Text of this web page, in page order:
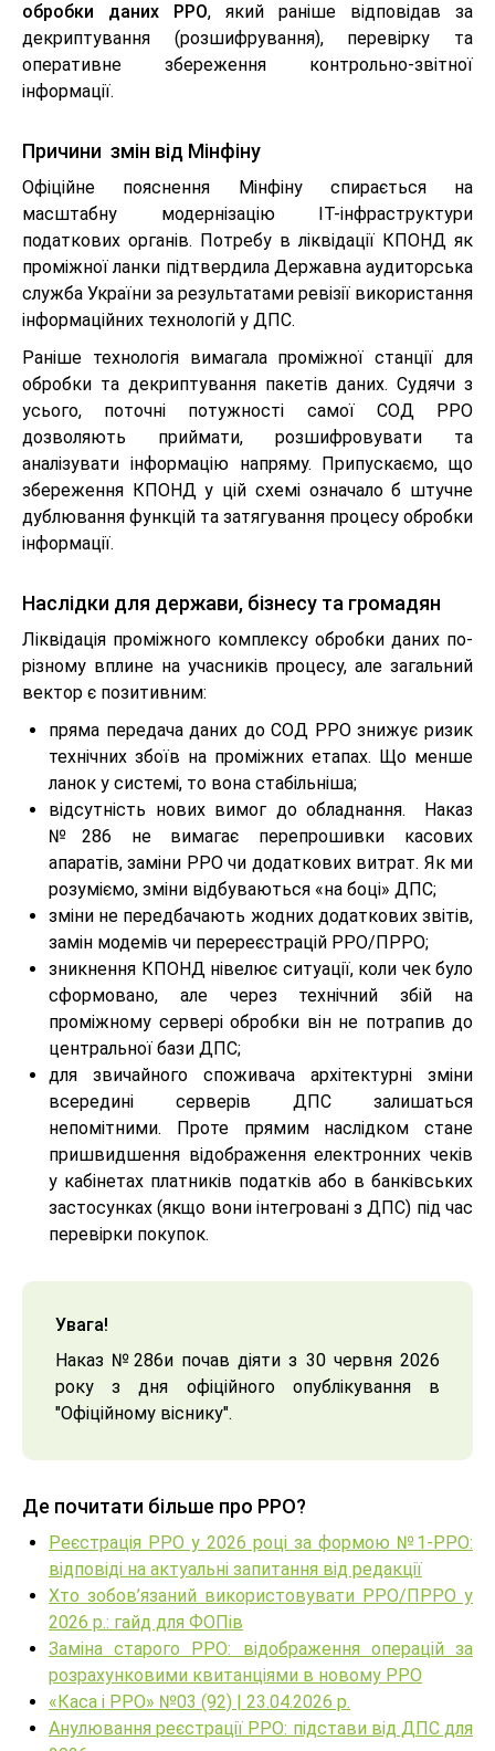
обробки даних РРО, який раніше відповідав за
декриптування (розшифрування), перевірку та
оперативне збереження контрольно-звітної
інформації.
Причини змін від Мінфіну
Офіційне пояснення Мінфіну спирається на
масштабну модернізацію ІТ-інфраструктури
податкових органів. Потребу в ліквідації КПОНД як
проміжної ланки підтвердила Державна аудиторська
служба України за результатами ревізії використання
інформаційних технологій у ДПС.
Раніше технологія вимагала проміжної станції для
обробки та декриптування пакетів даних. Судячи з
усього, поточні потужності самої СОД РРО
дозволяють приймати, розшифровувати та
аналізувати інформацію напряму. Припускаємо, що
збереження КПОНД у цій схемі означало б штучне
дублювання функцій та затягування процесу обробки
інформації.
Наслідки для держави, бізнесу та громадян
Ліквідація проміжного комплексу обробки даних по-
різному вплине на учасників процесу, але загальний
вектор є позитивним:
пряма передача даних до СОД РРО знижує ризик
технічних збоїв на проміжних етапах. Що менше
ланок у системі, то вона стабільніша;
відсутність нових вимог до обладнання. Наказ
№286 не вимагає перепрошивки касових
апаратів, заміни РРО чи додаткових витрат. Як ми
розуміємо, зміни відбуваються «на боці» ДПС;
зміни не передбачають жодних додаткових звітів,
замін модемів чи перереєстрацій РРО/ПРРО;
зникнення КПОНД нівелює ситуації, коли чек було
сформовано, але через технічний збій на
проміжному сервері обробки він не потрапив до
центральної бази ДПС;
для звичайного споживача архітектурні зміни
всередині серверів ДПС залишаться
непомітними. Проте прямим наслідком стане
пришвидшення відображення електронних чеків
у кабінетах платників податків або в банківських
застосунках (якщо вони інтегровані з ДПС) під час
перевірки покупок.
Увага!
Наказ №286и почав діяти з 30 червня 2026
року з дня офіційного опублікування в
"Офіційному віснику".
Де почитати більше про РРО?
Реєстрація РРО у 2026 році за формою №1-РРО:
відповіді на актуальні запитання від редакції
Хто зобов’язаний використовувати РРО/ПРРО у
2026 р.: гайд для ФОПів
Заміна старого РРО: відображення операцій за
розрахунковими квитанціями в новому РРО
«Каса і РРО» №03 (92) | 23.04.2026 р.
Анулювання реєстрації РРО: підстави від ДПС для